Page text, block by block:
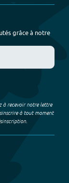
grâce à notre
à recevoir notre lettre
à tout moment